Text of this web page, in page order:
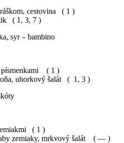
cestovina ( 1 )
( 1, 3, 7 )
syr – bambino
písmenkami ( 1 )
uhorkový šalát ( 1, 3 )
( 1 )
zemiaky, mrkvový šalát ( — )